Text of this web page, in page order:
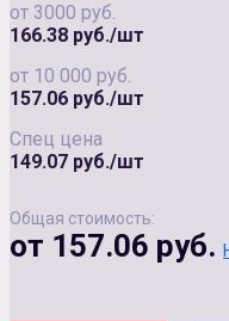
от 3000 руб.
166.38 руб./шт
от 10 000 руб.
157.06 руб./шт
Спец цена
149.07 руб./шт
Общая стоимость:
от 157.06 руб.